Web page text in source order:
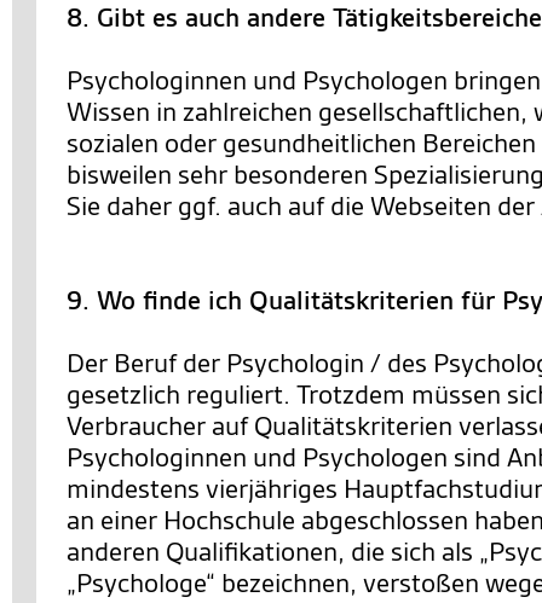
8. Gibt es auch andere
Psychologinnen und Psychologen
Wissen in zahlreichen
sozialen oder gesundheitlichen
bisweilen sehr besonderen
Sie daher ggf. auch auf die Webseiten
9. Wo finde ich Qualitätskriterien für
Der Beruf der Psychologin / des
gesetzlich reguliert. Trotzdem müssen
Verbraucher auf Qualitätskriterien
Psychologinnen und Psychologen sind
mindestens vierjähriges
an einer Hochschule abgeschlossen
anderen Qualifikationen, die sich als
„Psychologe“ bezeichnen, verstoßen